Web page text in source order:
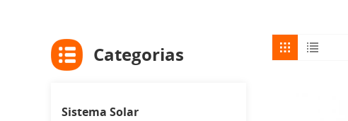
Categorias
Sistema Solar